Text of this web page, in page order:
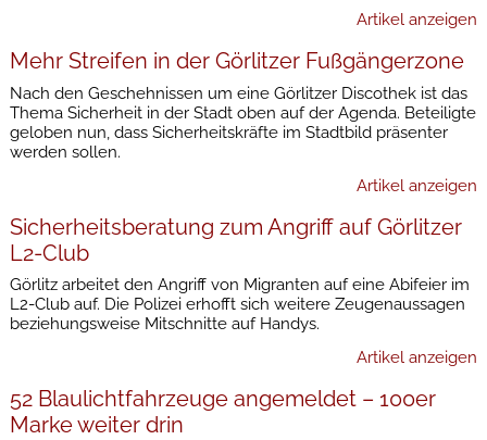
Artikel anzeigen
Mehr Streifen in der Görlitzer Fußgängerzone
Nach den Geschehnissen um eine Görlitzer Discothek ist das
Thema Sicherheit in der Stadt oben auf der Agenda. Beteiligte
geloben nun, dass Sicherheitskräfte im Stadtbild präsenter
werden sollen.
Artikel anzeigen
Sicherheitsberatung zum Angriff auf Görlitzer
L2-Club
Görlitz arbeitet den Angriff von Migranten auf eine Abifeier im
L2-Club auf. Die Polizei erhofft sich weitere Zeugenaussagen
beziehungsweise Mitschnitte auf Handys.
Artikel anzeigen
52 Blaulichtfahrzeuge angemeldet – 100er
Marke weiter drin